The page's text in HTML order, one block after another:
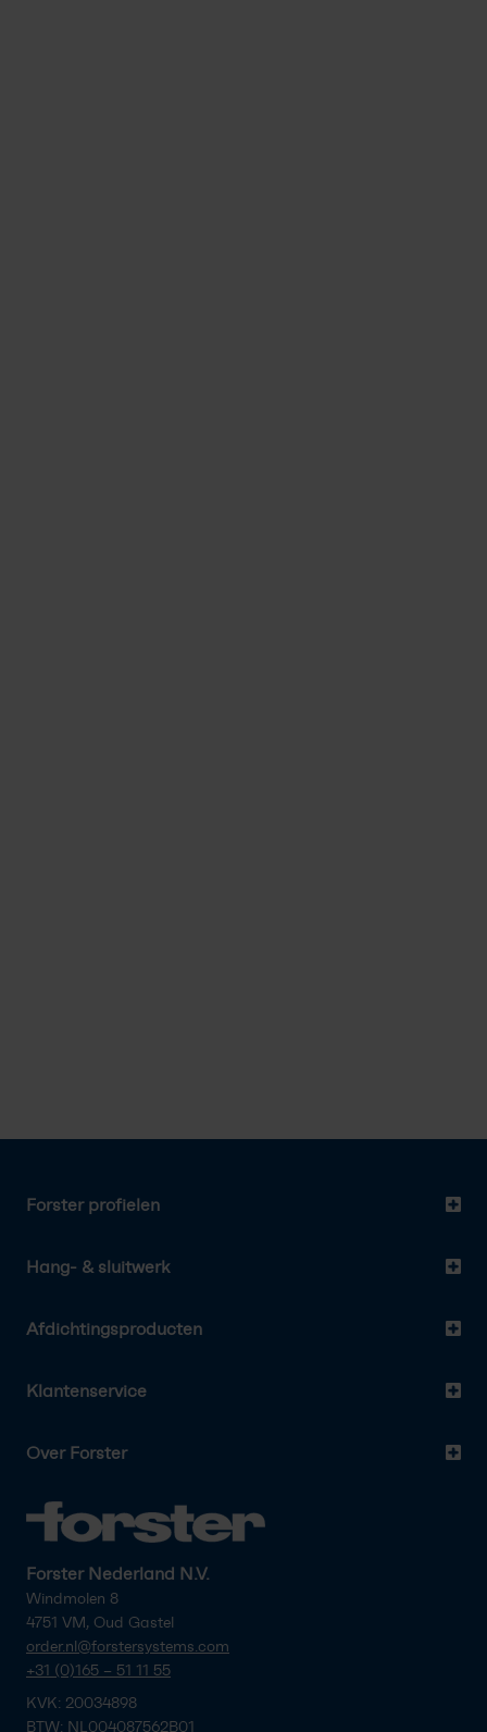
Forster profielen
Hang- & sluitwerk
Afdichtingsproducten
Klantenservice
Over Forster
Forster Nederland N.V.
Windmolen 8
4751 VM, Oud Gastel
order.nl@forstersystems.com
+31 (0)165 – 51 11 55
KVK: 20034898
BTW: NL004087562B01